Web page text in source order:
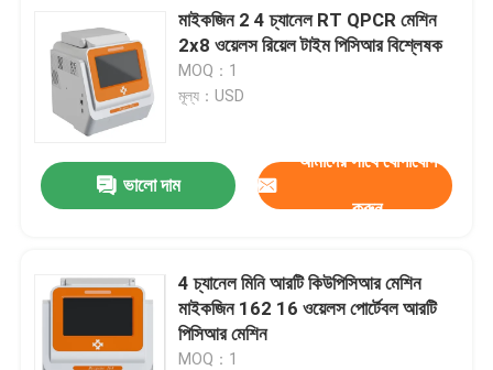
মাইকজিন 2 4 চ্যানেল RT QPCR মেশিন
2x8 ওয়েলস রিয়েল টাইম পিসিআর বিশ্লেষক
MOQ：1
মূল্য：USD
ভালো দাম
আমাদের সাথে যোগাযোগ
করুন
4 চ্যানেল মিনি আরটি কিউপিসিআর মেশিন
মাইকজিন 162 16 ওয়েলস পোর্টেবল আরটি
পিসিআর মেশিন
MOQ：1